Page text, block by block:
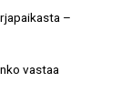
–
vastaa